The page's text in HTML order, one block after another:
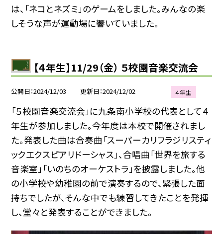
は、「ネコとネズミ」のゲームをしました。みんなの楽
しそうな声が運動場に響いていました。
【４年生】11/29（金） ５校園音楽交流会
公開日 2024/12/03 更新日 2024/12/02 ４年生
「５校園音楽交流会」に九条南小学校の代表として４
年生が参加しました。今年度は本校で開催されまし
た。発表した曲は合奏曲「スーパーカリフラジリスティ
ックエクスピアリドーシャス」、合唱曲「世界を旅する
音楽室」「いのちのオーケストラ」を披露しました。他
の小学校や幼稚園の前で演奏するので、緊張した面
持ちでしたが、そんな中でも練習してきたことを発揮
し、堂々と発表することができました。